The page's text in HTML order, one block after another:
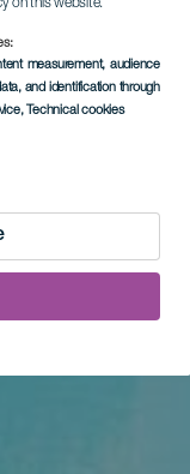
on this website.
measurement, audience
and identification through
, Technical cookies